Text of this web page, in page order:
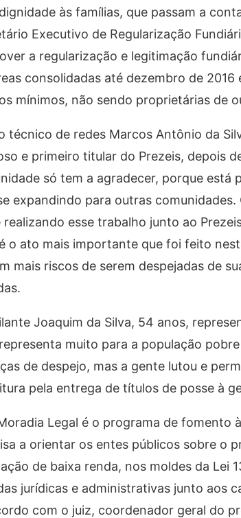
às famílias, que passam a
Executivo de Regularização
a regularização e legitimação
consolidadas até dezembro de
mínimos, não sendo proprietárias de
técnico de redes Marcos Antônio da
e primeiro titular do Prezeis, depois
só tem a agradecer, porque está
expandindo para outras
realizando esse trabalho junto ao
o ato mais importante que foi feito
mais riscos de serem despejadas de
Joaquim da Silva, 54 anos,
muito para a população
de despejo, mas a gente lutou e
pela entrega de títulos de posse à
Legal é o programa de fomento
a orientar os entes públicos sobre o
de baixa renda, nos moldes da Lei
jurídicas e administrativas junto aos
com o juiz, coordenador geral do